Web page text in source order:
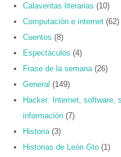
Calaveritas literarias (10)
Computación e internet (62)
Cuentos (8)
Espectáculos (4)
Frase de la semana (26)
General (149)
Hacker: Internet, software,
información (7)
Historia (3)
Historias de León Gto (1)